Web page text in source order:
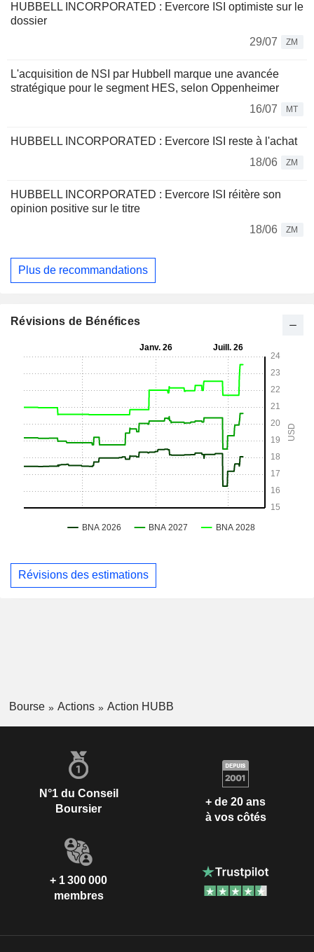
HUBBELL INCORPORATED : Evercore ISI optimiste sur le
dossier
29/07
ZM
L'acquisition de NSI par Hubbell marque une avancée
stratégique pour le segment HES, selon Oppenheimer
16/07
MT
HUBBELL INCORPORATED : Evercore ISI reste à l'achat
18/06
ZM
HUBBELL INCORPORATED : Evercore ISI réitère son
opinion positive sur le titre
18/06
ZM
Plus de recommandations
Révisions de Bénéfices
Révisions des estimations
Bourse Actions Action HUBB
N°1 du Conseil
Boursier
+ de 20 ans
à vos côtés
+ 1 300 000
membres